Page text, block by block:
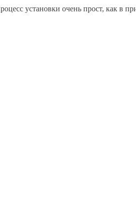
установки очень прост, как в